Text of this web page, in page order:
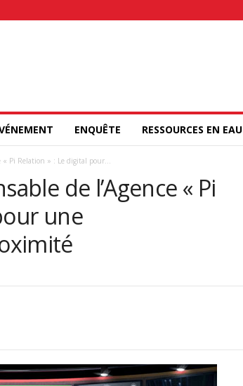
ENQUÊTE RESSOURCES EN EAU
« Pi Relation » : Le digital pour...
de l’Agence « Pi
une